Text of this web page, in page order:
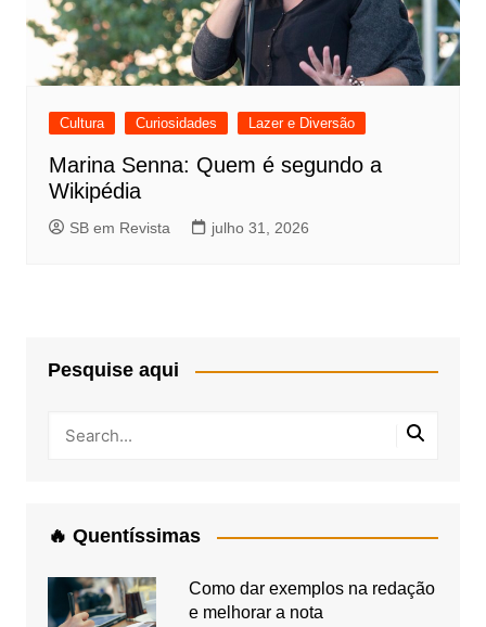
Cultura Curiosidades Lazer e Diversão
Marina Senna: Quem é segundo a
Wikipédia
SB em Revista julho 31, 2026
Pesquise aqui
🔥 Quentíssimas
Como dar exemplos na redação
e melhorar a nota